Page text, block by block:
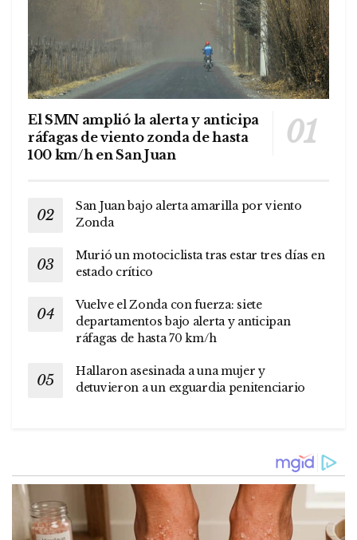
El SMN amplió la alerta y anticipa
ráfagas de viento zonda de hasta
100 km/h en San Juan
San Juan bajo alerta amarilla por viento
Zonda
Murió un motociclista tras estar tres días en
estado crítico
Vuelve el Zonda con fuerza: siete
departamentos bajo alerta y anticipan
ráfagas de hasta 70 km/h
Hallaron asesinada a una mujer y
detuvieron a un exguardia penitenciario